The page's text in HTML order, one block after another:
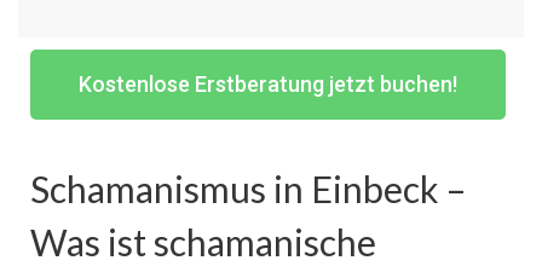
Kostenlose Erstberatung jetzt buchen!
Schamanismus in Einbeck –
Was ist schamanische